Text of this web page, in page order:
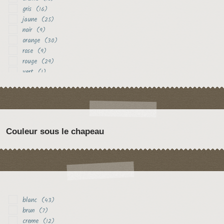
gris (16)
jaune (25)
noir (9)
orange (30)
rose (9)
rouge (29)
vert (1)
Couleur sous le chapeau
blanc (43)
brun (7)
creme (12)